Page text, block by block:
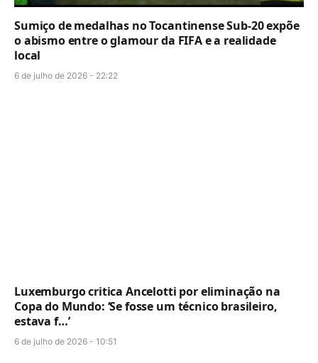
Sumiço de medalhas no Tocantinense Sub-20 expõe
o abismo entre o glamour da FIFA e a realidade
local
6 de julho de 2026 - 22:22
Luxemburgo critica Ancelotti por eliminação na
Copa do Mundo: ‘Se fosse um técnico brasileiro,
estava f…’
6 de julho de 2026 - 10:51